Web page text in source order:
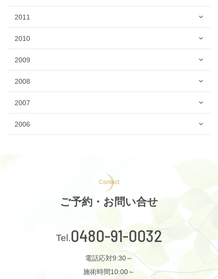
2011
2010
2009
2008
2007
2006
Contact
ご予約・お問い合せ
0480-91-0032
電話応対9:30～
施術時間10:00～